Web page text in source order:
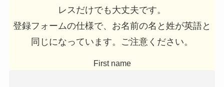
レスだけでも大丈夫です。
登録フォームの仕様で、お名前の名と姓が英語と
同じになっています。ご注意ください。
First name